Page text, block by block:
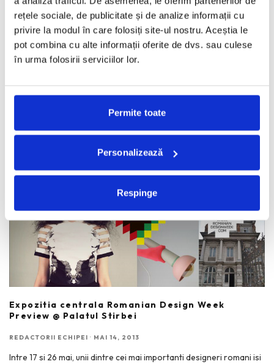
rețele sociale, de publicitate și de analize informații cu
privire la modul în care folosiți site-ul nostru. Aceștia le
pot combina cu alte informații oferite de dvs. sau culese
în urma folosirii serviciilor lor.
Permite toate
Personalizează
Respinge
Downtown Bucharest – o marca urbana pentru
zona cu stil din centrul capitalei
REDACTORII ECHIPEI · MAI 15, 2013
capitalei,...
Expozitia centrala Romanian Design Week
Preview @ Palatul Stirbei
REDACTORII ECHIPEI · MAI 14, 2013
Intre 17 si 26 mai, unii dintre cei mai importanti designeri romani isi